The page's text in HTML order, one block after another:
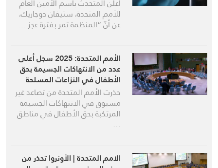
أعلن المتحدث باسم الأمين العام
للأمم المتحدة، ستيفان دوجاريك،
عن أنّ “المنظمة تمر بفترة عجز …
الأمم المتحدة: 2025 سجل أعلى
عدد من الانتهاكات الجسيمة بحق
الأطفال في النزاعات المسلحة
حذرت الأمم المتحدة من تصاعد غير
مسبوق في الانتهاكات الجسيمة
المرتكبة بحق الأطفال في مناطق
…
الامم المتحدة | الأونروا تحذر من